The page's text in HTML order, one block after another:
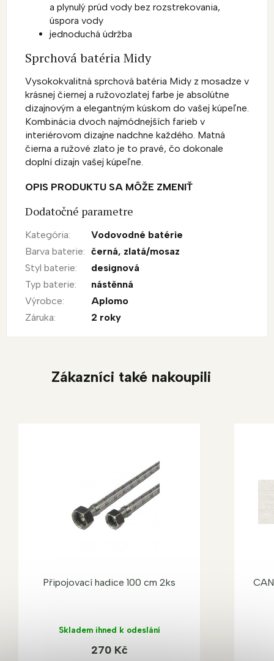
a plynulý prúd vody bez rozstrekovania,
úspora vody
jednoduchá údržba
Sprchová batéria Midy
Vysokokvalitná sprchová batéria Midy z mosadze v
krásnej čiernej a ružovozlatej farbe je absolútne
dizajnovým a elegantným kúskom do vašej kúpeľne.
Kombinácia dvoch najmódnejších farieb v
interiérovom dizajne nadchne každého. Matná
čierna a ružové zlato je to pravé, čo dokonale
doplní dizajn vašej kúpeľne.
OPIS PRODUKTU SA MÔŽE ZMENIŤ
Dodatočné parametre
Kategória:
Vodovodné batérie
Barva baterie: černá, zlatá/mosaz
Styl baterie:
designová
Typ baterie:
nástěnná
Výrobce:
Aplomo
Záruka: 2 roky
Zákazníci také nakoupili
Připojovací hadice 100 cm 2ks
Skladem ihned k odeslání
270 Kč